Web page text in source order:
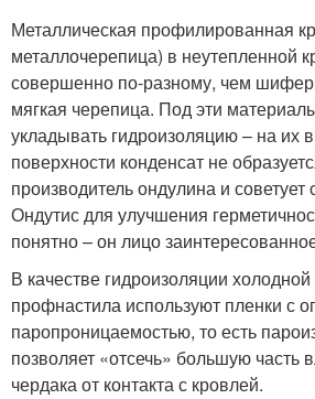
Металлическая профилированная
металлочерепица) в неутепленной
совершенно по-разному, чем
мягкая черепица. Под эти
укладывать гидроизоляцию – на их
поверхности конденсат не
производитель ондулина и советует
Ондутис для улучшения
понятно – он лицо
В качестве гидроизоляции
профнастила используют пленки с
паропроницаемостью, то есть
позволяет «отсечь» большую часть
чердака от контакта с кровлей.